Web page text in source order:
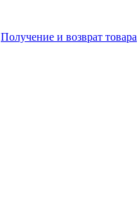
Получение и возврат товара